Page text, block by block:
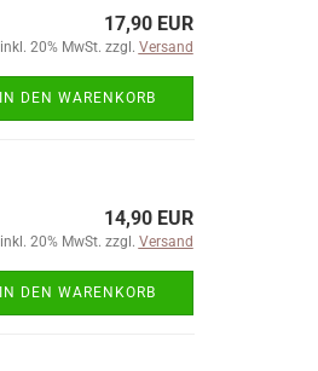
17,90 EUR
inkl. 20% MwSt. zzgl. Versand
IN DEN WARENKORB
14,90 EUR
inkl. 20% MwSt. zzgl. Versand
IN DEN WARENKORB